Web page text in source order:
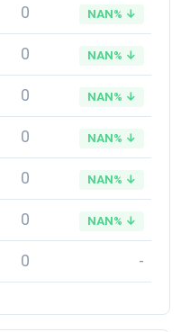
0 NAN% ↓
0 NAN% ↓
0 NAN% ↓
0 NAN% ↓
0 NAN% ↓
0 NAN% ↓
0 -